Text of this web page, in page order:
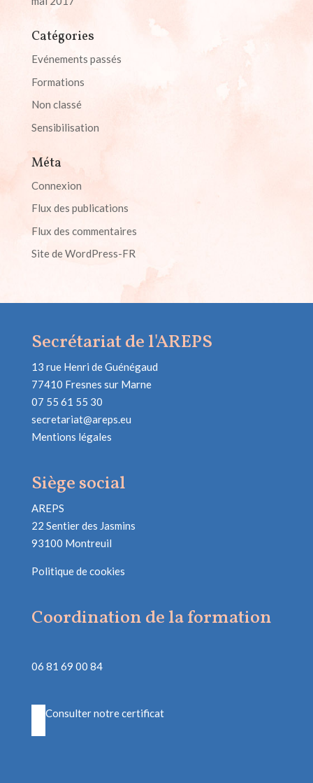
Catégories
Evénements passés
Formations
Non classé
Sensibilisation
Méta
Connexion
Flux des publications
Flux des commentaires
Site de WordPress-FR
Secrétariat de l'AREPS
13 rue Henri de Guénégaud
77410 Fresnes sur Marne
07 55 61 55 30
secretariat@areps.eu
Mentions légales
Siège social
AREPS
22 Sentier des Jasmins
93100 Montreuil
Politique de cookies
Coordination de la formation
06 81 69 00 84
Consulter notre certificat